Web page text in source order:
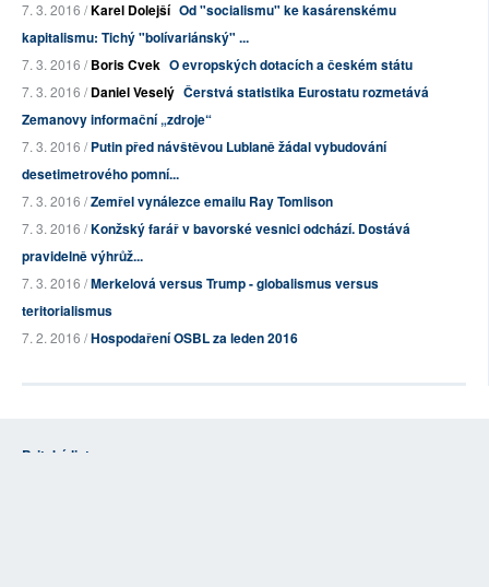
7. 3. 2016 /Karel Dolejší Od "socialismu" ke kasárenskému
kapitalismu: Tichý "bolívariánský" ...
7. 3. 2016 /Boris Cvek O evropských dotacích a českém státu
7. 3. 2016 /Daniel Veselý Čerstvá statistika Eurostatu rozmetává
Zemanovy informační „zdroje“
7. 3. 2016 /Putin před návštěvou Lublaně žádal vybudování
desetimetrového pomní...
7. 3. 2016 /Zemřel vynálezce emailu Ray Tomlison
7. 3. 2016 /Konžský farář v bavorské vesnici odchází. Dostává
pravidelně výhrůž...
7. 3. 2016 /Merkelová versus Trump - globalismus versus
teritorialismus
7. 2. 2016 /Hospodaření OSBL za leden 2016
Britské listy